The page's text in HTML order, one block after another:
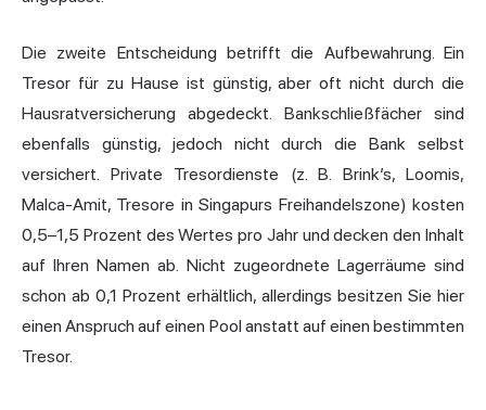
Die zweite Entscheidung betrifft die Aufbewahrung. Ein
Tresor für zu Hause ist günstig, aber oft nicht durch die
Hausratversicherung abgedeckt. Bankschließfächer sind
ebenfalls günstig, jedoch nicht durch die Bank selbst
versichert. Private Tresordienste (z. B. Brink’s, Loomis,
Malca-Amit, Tresore in Singapurs Freihandelszone) kosten
0,5–1,5 Prozent des Wertes pro Jahr und decken den Inhalt
auf Ihren Namen ab. Nicht zugeordnete Lagerräume sind
schon ab 0,1 Prozent erhältlich, allerdings besitzen Sie hier
einen Anspruch auf einen Pool anstatt auf einen bestimmten
Tresor.